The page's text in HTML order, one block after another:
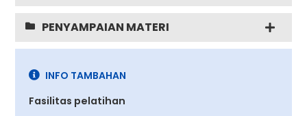
PENYAMPAIAN MATERI
INFO TAMBAHAN
Fasilitas pelatihan